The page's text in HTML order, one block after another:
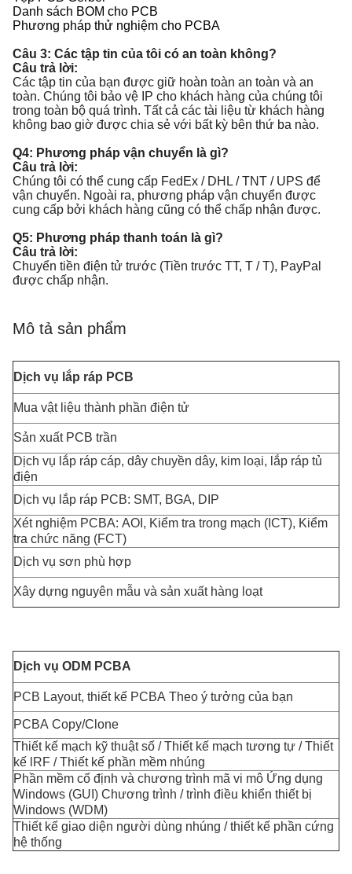
Danh sách BOM cho PCB
Phương pháp thử nghiệm cho PCBA
Câu 3: Các tập tin của tôi có an toàn không?
Câu trả lời:
Các tập tin của bạn được giữ hoàn toàn an toàn và an
toàn. Chúng tôi bảo vệ IP cho khách hàng của chúng tôi
trong toàn bộ quá trình. Tất cả các tài liệu từ khách hàng
không bao giờ được chia sẻ với bất kỳ bên thứ ba nào.
Q4: Phương pháp vận chuyển là gì?
Câu trả lời:
Chúng tôi có thể cung cấp FedEx / DHL / TNT / UPS để
vận chuyển. Ngoài ra, phương pháp vận chuyển được
cung cấp bởi khách hàng cũng có thể chấp nhận được.
Q5: Phương pháp thanh toán là gì?
Câu trả lời:
Chuyển tiền điện tử trước (Tiền trước TT, T / T), PayPal
được chấp nhận.
Mô tả sản phẩm
Dịch vụ lắp ráp PCB
Mua vật liệu thành phần điện tử
Sản xuất PCB trần
Dịch vụ lắp ráp cáp, dây chuyền dây, kim loại, lắp ráp tủ
điện
Dịch vụ lắp ráp PCB: SMT, BGA, DIP
Xét nghiệm PCBA: AOI, Kiểm tra trong mạch (ICT), Kiểm
tra chức năng (FCT)
Dịch vụ sơn phù hợp
Xây dựng nguyên mẫu và sản xuất hàng loạt
Dịch vụ ODM PCBA
PCB Layout, thiết kế PCBA Theo ý tưởng của bạn
PCBA Copy/Clone
Thiết kế mạch kỹ thuật số / Thiết kế mạch tương tự / Thiết
kế lRF / Thiết kế phần mềm nhúng
Phần mềm cố định và chương trình mã vi mô Ứng dụng
Windows (GUI) Chương trình / trình điều khiển thiết bị
Windows (WDM)
Thiết kế giao diện người dùng nhúng / thiết kế phần cứng
hệ thống